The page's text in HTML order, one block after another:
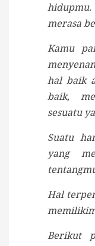
merasa
Kamu
hal baik
baik,
sesuatu
Suatu
yang
Hal
Berikut